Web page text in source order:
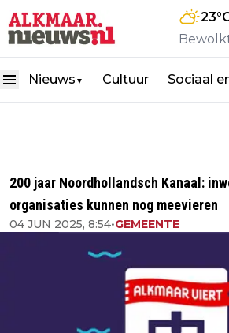
23
Nieuws ▼ Cultuur Sociaal
200 jaar Noordhollandsch Kanaal:
organisaties kunnen nog meevieren
04 JUN 2025, 8:54•GEMEENTE